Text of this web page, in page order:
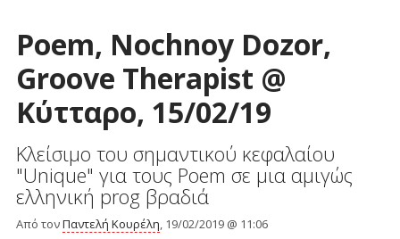
Poem, Nochnoy Dozor,
Groove Therapist @
Κύτταρο, 15/02/19
Κλείσιμο του σημαντικού κεφαλαίου
"Unique" για τους Poem σε μια αμιγώς
ελληνική prog βραδιά
Από τονΠαντελή Κουρέλη, 19/02/2019 @ 11:06